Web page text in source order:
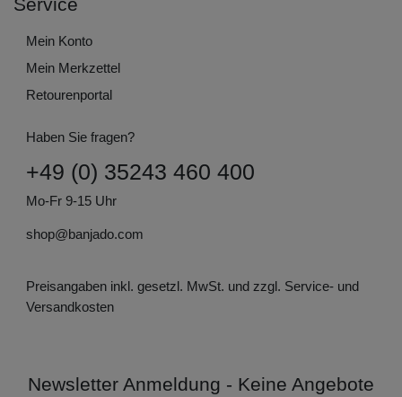
Mein Konto
Mein Merkzettel
Retourenportal
Haben Sie fragen?
+49 (0) 35243 460 400
Mo-Fr 9-15 Uhr
shop@banjado.com
Preisangaben inkl. gesetzl. MwSt. und zzgl. Service- und
Versandkosten
Newsletter Anmeldung - Keine Angebote